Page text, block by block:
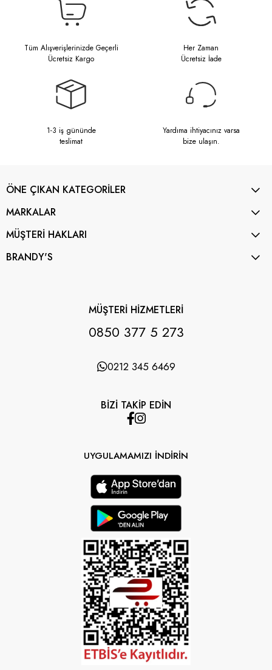
Tüm Alışverişlerinizde Geçerli
Ücretsiz Kargo
Her Zaman
Ücretsiz İade
1-3 iş gününde
teslimat
Yardıma ihtiyacınız varsa
bize ulaşın.
ÖNE ÇIKAN KATEGORİLER
MARKALAR
MÜŞTERİ HAKLARI
BRANDY'S
MÜŞTERİ HİZMETLERİ
0850 377 5 273
0212 345 6469
BİZİ TAKİP EDİN
UYGULAMAMIZI İNDİRİN